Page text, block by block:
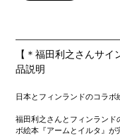
【＊福田利之さんサ
品説明
日本とフィンランドのコラボ
福田利之さんとフィンランド
ボ絵本『アームとイルタ』が